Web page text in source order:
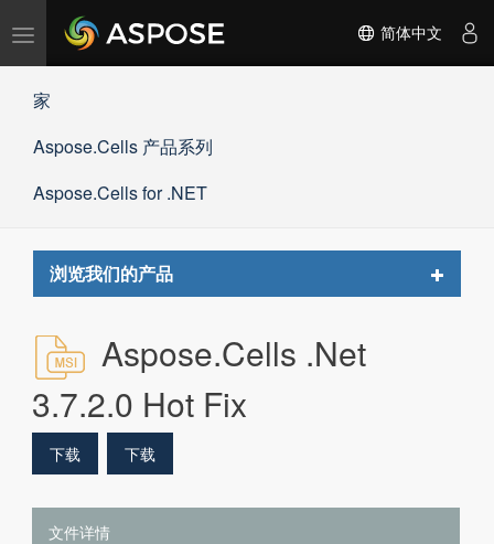
切
航
简体中文
家
Aspose.Cells 产品系列
Aspose.Cells for .NET
浏览我们的产品
Toggle
Aspose.Cells .Net
3.7.2.0 Hot Fix
下载 下载
文件详情